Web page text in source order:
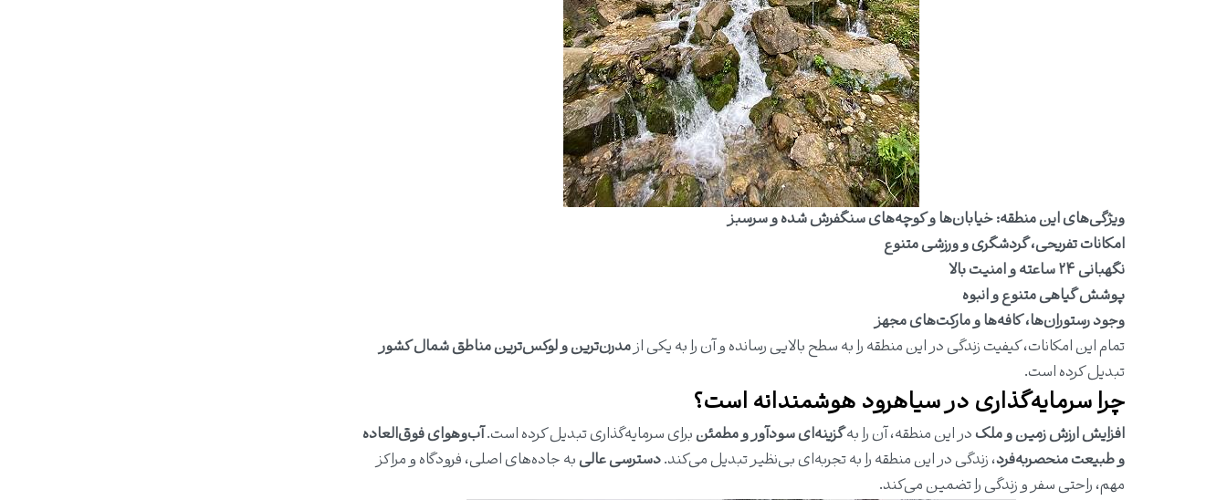
ویژگی‌های این منطقه:خیابان‌ها و کوچه‌های سنگفرش شده و سرسبز
امکانات تفریحی، گردشگری و ورزشی متنوع
نگهبانی ۲۴ ساعته و امنیت بالا
پوشش گیاهی متنوع و انبوه
وجود رستوران‌ها، کافه‌ها و مارکت‌های مجهز
تمام این امکانات، کیفیت زندگی در این منطقه را به سطح بالایی رسانده و آن را به یکی ازمدرن‌ترین و لوکس‌ترین مناطق شمال کشور
تبدیل کرده است.
چرا سرمایه‌گذاری در سیاهرود هوشمندانه است؟
افزایش ارزش زمین و ملکدر این منطقه، آن را بهگزینه‌ای سودآور و مطمئنبرای سرمایه‌گذاری تبدیل کرده است.آب‌وهوای فوق‌العاده
و طبیعت منحصربه‌فرد، زندگی در این منطقه را به تجربه‌ای بی‌نظیر تبدیل می‌کند.دسترسی عالیبه جاده‌های اصلی، فرودگاه و مراکز
مهم، راحتی سفر و زندگی را تضمین می‌کند.